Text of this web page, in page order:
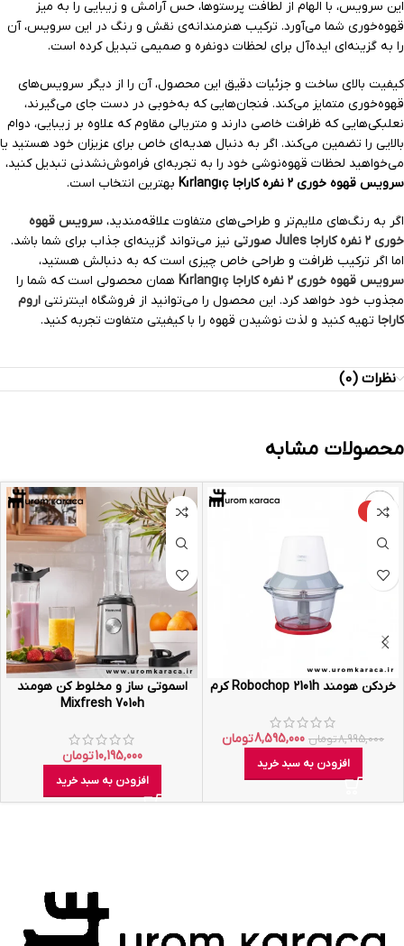
این سرویس، با الهام از لطافت پرستوها، حس آرامش و زیبایی را به میز
قهوه‌خوری شما می‌آورد. ترکیب هنرمندانه‌ی نقش و رنگ در این سرویس، آن
را به گزینه‌ای ایده‌آل برای لحظات دونفره و صمیمی تبدیل کرده است.
کیفیت بالای ساخت و جزئیات دقیق این محصول، آن را از دیگر سرویس‌های
قهوه‌خوری متمایز می‌کند. فنجان‌هایی که به‌خوبی در دست جای می‌گیرند،
نعلبکی‌هایی که ظرافت خاصی دارند و متریالی مقاوم که علاوه بر زیبایی، دوام
بالایی را تضمین می‌کند. اگر به دنبال هدیه‌ای خاص برای عزیزان خود هستید یا
می‌خواهید لحظات قهوه‌نوشی خود را به تجربه‌ای فراموش‌نشدنی تبدیل کنید،
سرویس قهوه خوری ۲ نفره کاراجا Kırlangıç
بهترین انتخاب است.
اگر به رنگ‌های ملایم‌تر و طراحی‌های متفاوت علاقه‌مندید، سرویس قهوه
خوری ۲ نفره کاراجا Jules صورتی
نیز می‌تواند گزینه‌ای جذاب برای شما باشد.
اما اگر ترکیب ظرافت و طراحی خاص چیزی است که به دنبالش هستید،
سرویس قهوه خوری ۲ نفره کاراجا Kırlangıç
همان محصولی است که شما را
مجذوب خود خواهد کرد. این محصول را می‌توانید از فروشگاه اینترنتی اروم
کاراجا تهیه کنید و لذت نوشیدن قهوه را با کیفیتی متفاوت تجربه کنید.
نظرات (0)
محصولات مشابه
-4%
خردکن هومند Robochop 2101h کرم
8,995,000تومان 8,595,000تومان
افزودن به سبد خرید
اسموتی ساز و مخلوط کن هومند
Mixfresh 7010h
10,195,000تومان
افزودن به سبد خرید